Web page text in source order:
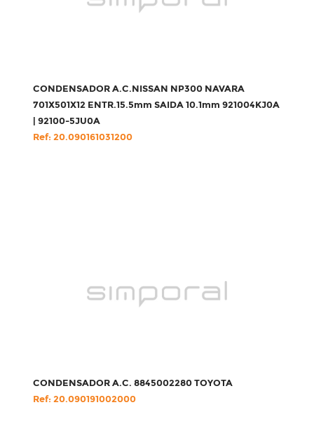
CONDENSADOR A.C.NISSAN NP300 NAVARA
701X501X12 ENTR.15.5mm SAIDA 10.1mm 921004KJ0A
| 92100-5JU0A
Ref: 20.090161031200
CONDENSADOR A.C. 8845002280 TOYOTA
Ref: 20.090191002000